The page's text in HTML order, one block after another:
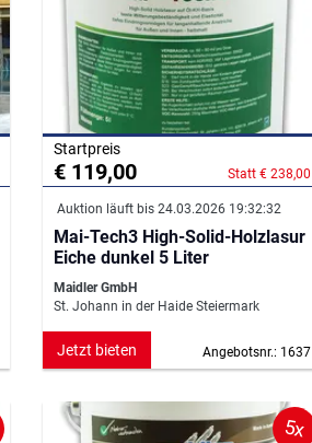
Startpreis
€ 119,00 Statt € 238,00
Auktion läuft bis 24.03.2026 19:32:32
Mai-Tech3 High-Solid-Holzlasur
Eiche dunkel 5 Liter
Maidler GmbH
St. Johann in der Haide Steiermark
Angebotsnr.: 1637
Jetzt bieten
5x